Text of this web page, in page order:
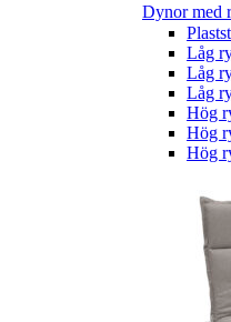
Dynor med
Låg
Låg
Låg
Hög
Hög
Hög